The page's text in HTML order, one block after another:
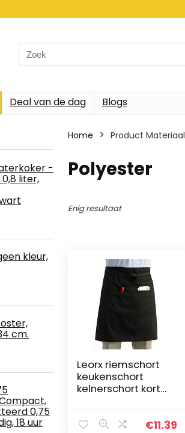
Search
for:
Deal van de dag Blogs
-
liter,
kleur,
cm.
0,75
18 uur
Home Product Materiaal
Polyester
Enig resultaat
Leorx riemschort
keukenschort
kelnerschort kort
(zwart)
€11.39